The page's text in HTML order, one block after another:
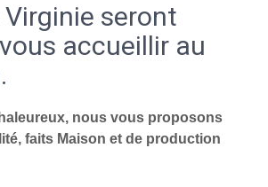
seront
accueillir au
nous vous proposons
faits Maison et de production